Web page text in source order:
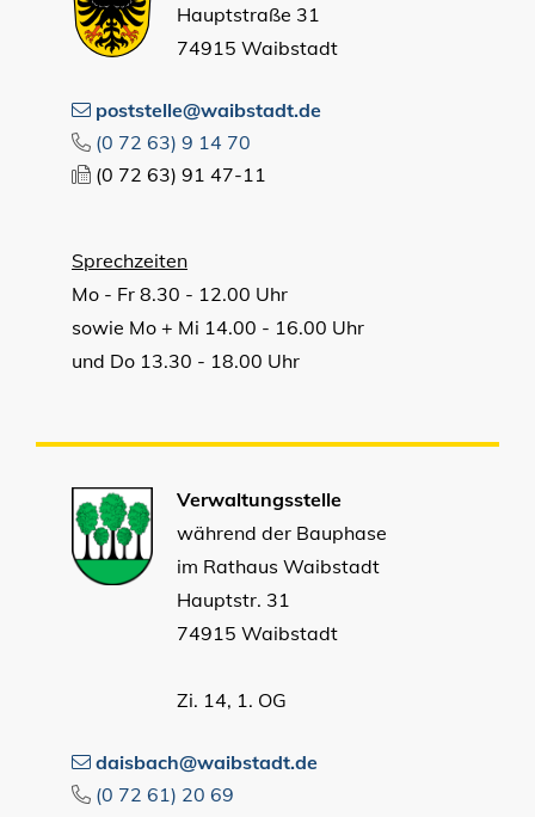
Hauptstraße 31
74915 Waibstadt
poststelle@waibstadt.de
(0 72 63) 9 14 70
(0 72 63) 91 47-11
Sprechzeiten
Mo - Fr 8.30 - 12.00 Uhr
sowie Mo + Mi 14.00 - 16.00 Uhr
und Do 13.30 - 18.00 Uhr
Verwaltungsstelle
während der Bauphase
im Rathaus Waibstadt
Hauptstr. 31
74915 Waibstadt
Zi. 14, 1. OG
daisbach@waibstadt.de
(0 72 61) 20 69